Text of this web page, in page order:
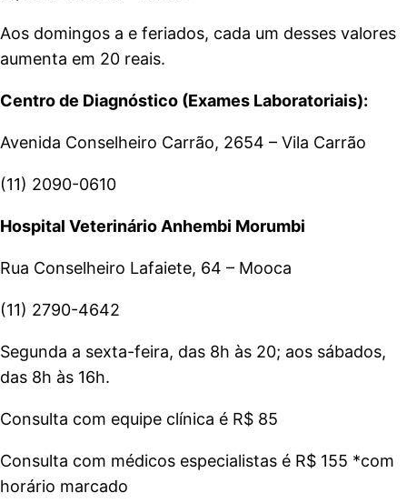
Aos domingos a e feriados, cada um desses valores
aumenta em 20 reais.
Centro de Diagnóstico (Exames Laboratoriais):
Avenida Conselheiro Carrão, 2654 – Vila Carrão
(11) 2090-0610
Hospital Veterinário Anhembi Morumbi
Rua Conselheiro Lafaiete, 64 – Mooca
(11) 2790-4642
Segunda a sexta-feira, das 8h às 20; aos sábados,
das 8h às 16h.
Consulta com equipe clínica é R$ 85
Consulta com médicos especialistas é R$ 155 *com
horário marcado